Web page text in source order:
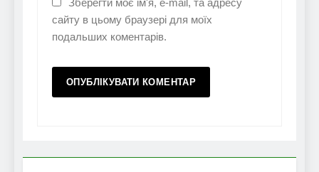
сайту в цьому браузері для моїх
подальших коментарів.